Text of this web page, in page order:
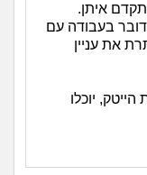
איתן.
בעבודה עם
את עניין
יוכלו